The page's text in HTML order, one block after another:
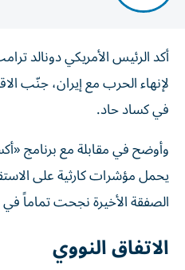
أكد الرئيس الأمريكي دونالد
لإنهاء الحرب مع إيران، جنّب
في كساد حاد.
وأوضح في مقابلة مع برنامج
يحمل مؤشرات كارثية على
الصفقة الأخيرة نجحت تماماً في
الاتفاق النووي